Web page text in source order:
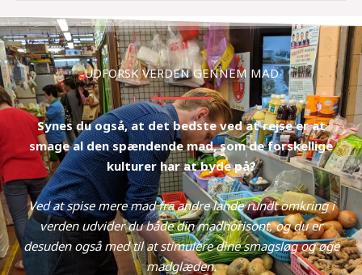
UDFORSK VERDEN GENNEM MAD​
Synes du også, at det bedste ved at rejse er at
smage al den spændende mad, som de forskellige
kulturer har at byde på?
Ved at spise mere mad fra andre lande rundt omkring i
verden udvider du både din madhorisont, og du er
desuden også med til at stimulere dine smagsløg og øge
madglæden.